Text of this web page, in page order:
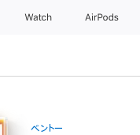
Watch AirPods
ベントー